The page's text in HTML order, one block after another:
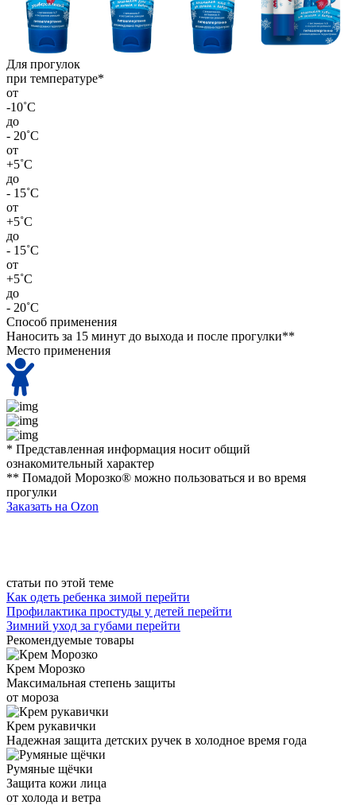
Для прогулок
при температуре*
от
-10˚С
до
- 20˚С
от
+5˚С
до
- 15˚С
от
+5˚С
до
- 15˚С
от
+5˚С
до
- 20˚С
Способ применения
Наносить за 15 минут до выхода и после прогулки**
Место применения
* Представленная информация носит общий
ознакомительный характер
** Помадой Морозко® можно пользоваться и во время
прогулки
Заказать на Ozon
статьи по этой теме
Как одеть ребенка зимой перейти
Профилактика простуды у детей перейти
Зимний уход за губами перейти
Рекомендуемые товары
Крем Морозко
Максимальная степень защиты
от мороза
Крем рукавички
Надежная защита детских ручек в холодное время года
Румяные щёчки
Защита кожи лица
от холода и ветра